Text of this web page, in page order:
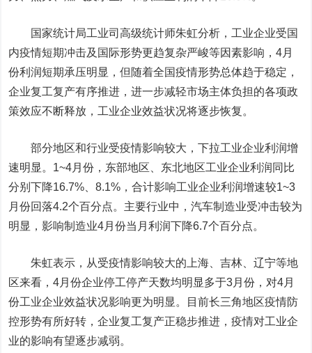
国家统计局工业司高级统计师朱虹分析，工业企业受国
内疫情短期冲击及国际形势更趋复杂严峻等因素影响，4月
份利润短期承压明显，但随着全国疫情形势总体趋于稳定，
企业复工复产有序推进，进一步减轻市场主体负担的各项政
策效应不断释放，工业企业效益状况将逐步恢复。
部分地区和行业受疫情影响较大，下拉工业企业利润增
速明显。1~4月份，东部地区、东北地区工业企业利润同比
分别下降16.7%、8.1%，合计影响工业企业利润增速较1~3
月份回落4.2个百分点。主要行业中，汽车制造业受冲击较为
明显，影响制造业4月份当月利润下降6.7个百分点。
朱虹表示，从受疫情影响较大的上海、吉林、辽宁等地
区来看，4月份企业停工停产天数均明显多于3月份，对4月
份工业企业效益状况影响更为明显。目前长三角地区疫情防
控形势有所好转，企业复工复产正稳步推进，疫情对工业企
业的影响有望逐步减弱。